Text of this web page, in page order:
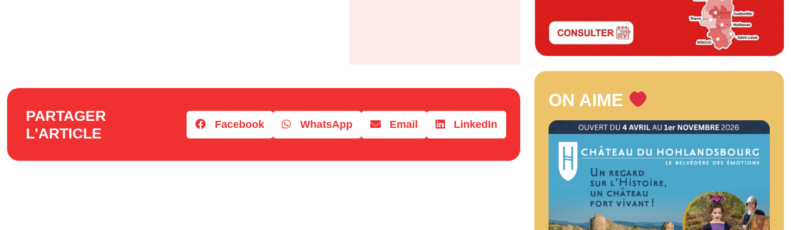
PARTAGER
L'ARTICLE
Facebook WhatsApp Email LinkedIn
ON AIME